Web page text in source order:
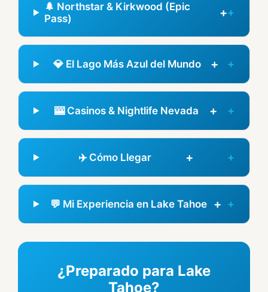
🌲 Northstar & Kirkwood (Epic
Pass)
+
💎 El Lago Más Azul del Mundo +
🎰 Casinos & Nightlife Nevada +
✈️ Cómo Llegar +
💬 Mi Experiencia en Lake Tahoe +
¿Preparado para Lake
Tahoe?